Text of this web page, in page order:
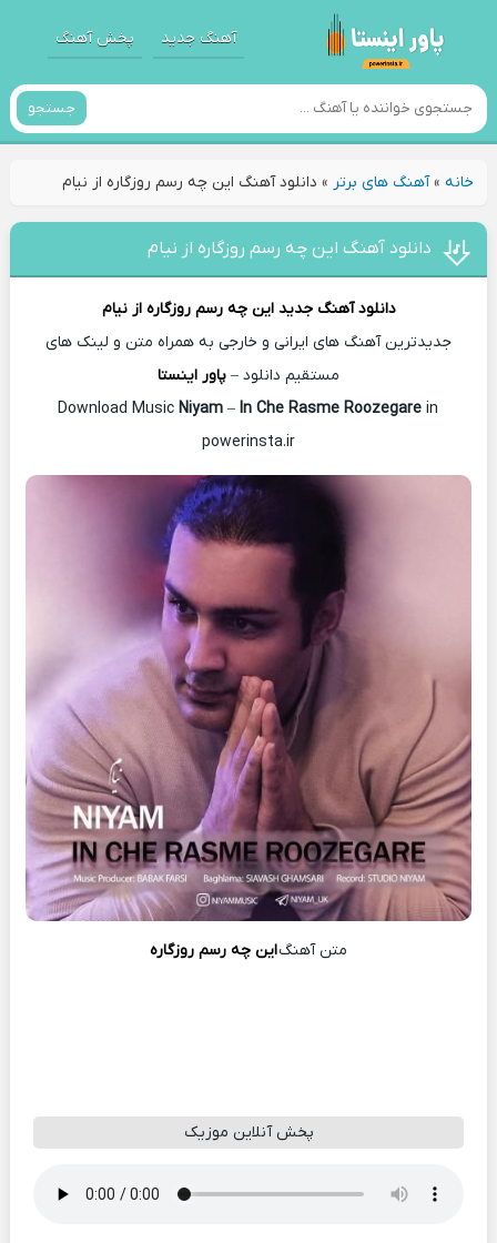
آهنگ جدید پخش آهنگ
جستجو
خانه»آهنگ های برتر » دانلود آهنگ این چه رسم روزگاره از نیام
دانلود آهنگ این چه رسم روزگاره از نیام
دانلود آهنگ جدید این چه رسم روزگاره ازنیام
جدیدترین آهنگ های ایرانی و خارجی به همراه متن و لینک های
مستقیم دانلود – پاور اینستا
Niyam – In Che Rasme Roozegare in
powerinsta.ir
متن آهنگاین چه رسم روزگاره
پخش آنلاین موزیک